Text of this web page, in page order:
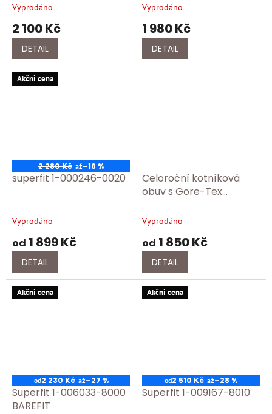
Vyprodáno
2 100 Kč
DETAIL
Vyprodáno
1 980 Kč
DETAIL
Akčni cena
2 280 Kč až–16 %
superfit 1-000246-0020
Vyprodáno
od 1 899 Kč
DETAIL
Celoroční kotníková
obuv s Gore-Tex
006182-8000
Vyprodáno
od 1 850 Kč
DETAIL
Akčni cena
od2 230 Kč až–27 %
Superfit 1-006033-8000
BAREFIT
Akčni cena
od2 510 Kč až–28 %
Superfit 1-009167-8010